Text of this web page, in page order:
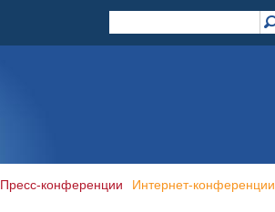
Пресс-конференции Интернет-конференции